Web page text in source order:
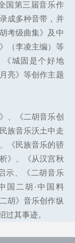
国第三届音乐作
成多种音带，并
考级曲集》及中
（李凌主编）等
城固是个好地
亮》等创作主题
、《二胡音乐创
族音乐沃土中走
《民族音乐的骄
》、《从汉宫秋
示、《二胡音乐
国二胡·中国料
胡》音乐创作纵
过其事迹。